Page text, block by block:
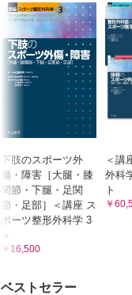
下肢のスポーツ外
傷・障害［大腿・膝
関節・下腿・足関
節・足部］＜講座 ス
ポーツ整形外科学 3
＞
￥16,500
＜講
外科
ト
￥
ベストセラー